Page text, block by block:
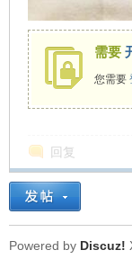
需要
您需要
回复
Powered by Discuz!